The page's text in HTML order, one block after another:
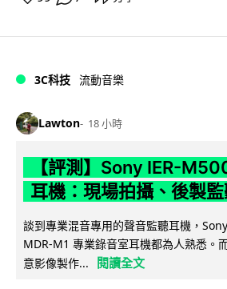
3C科技 流動音樂
Lawton 18 小時
【評測】Sony IER-
耳機：現場拍攝、後製
談到專業混音專用的聲音監聽耳機，
MDR-M1 專業錄音室耳機都為人熟悉。
意影像製作...
閱讀全文